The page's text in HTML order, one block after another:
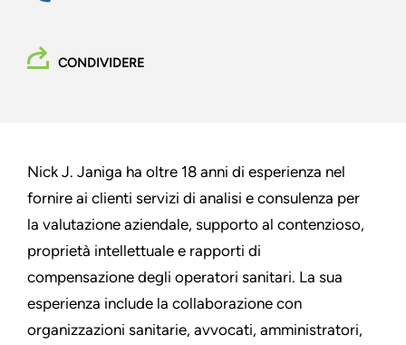
CONDIVIDERE
Nick J. Janiga ha oltre 18 anni di esperienza nel
fornire ai clienti servizi di analisi e consulenza per
la valutazione aziendale, supporto al contenzioso,
proprietà intellettuale e rapporti di
compensazione degli operatori sanitari. La sua
esperienza include la collaborazione con
organizzazioni sanitarie, avvocati, amministratori,